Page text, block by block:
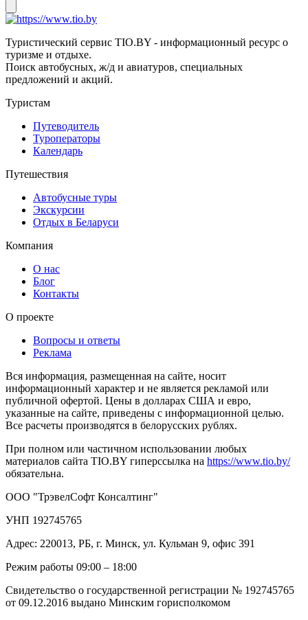
Туристический сервис TIO.BY - информационный ресурс о
туризме и отдыхе.
Поиск автобусных, ж/д и авиатуров, специальных
предложений и акций.
Туристам
Путеводитель
Туроператоры
Календарь
Путешествия
Автобусные туры
Экскурсии
Отдых в Беларуси
Компания
О нас
Блог
Контакты
О проекте
Вопросы и ответы
Реклама
Вся информация, размещенная на сайте, носит
информационный характер и не является рекламой или
публичной офертой. Цены в долларах США и евро,
указанные на сайте, приведены с информационной целью.
Все расчеты производятся в белорусских рублях.
При полном или частичном использовании любых
материалов сайта TIO.BY гиперссылка на https://www.tio.by/
обязательна.
ООО "ТрэвелСофт Консалтинг"
УНП 192745765
Адрес: 220013, РБ, г. Минск, ул. Кульман 9, офис 391
Режим работы 09:00 – 18:00
Свидетельство о государственной регистрации № 192745765
от 09.12.2016 выдано Минским горисполкомом